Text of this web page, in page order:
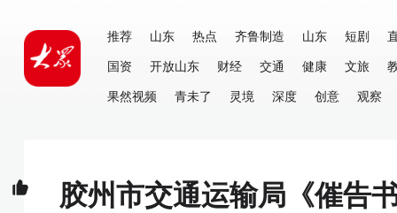
推荐 山东 热点 齐鲁制造 山东 短剧
国资
开放山东 财经 交通 健康 文旅
果然视频
青未了 灵境 深度 创意 观察
胶州市交通运输局《催告